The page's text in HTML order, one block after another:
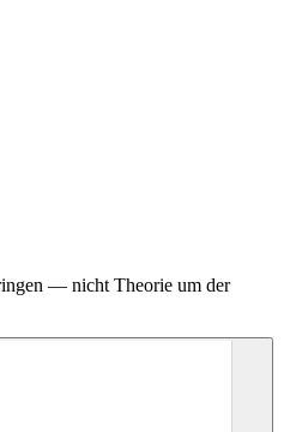
— nicht Theorie um der